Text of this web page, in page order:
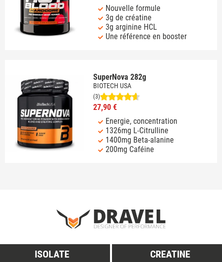
Nouvelle formule
3g de créatine
3g arginine HCL
Une référence en booster
SuperNova 282g
BIOTECH USA
(3)
27,90 €
Energie, concentration
1326mg L-Citrulline
1400mg Beta-alanine
200mg Caféine
ISOLATE
CREATINE